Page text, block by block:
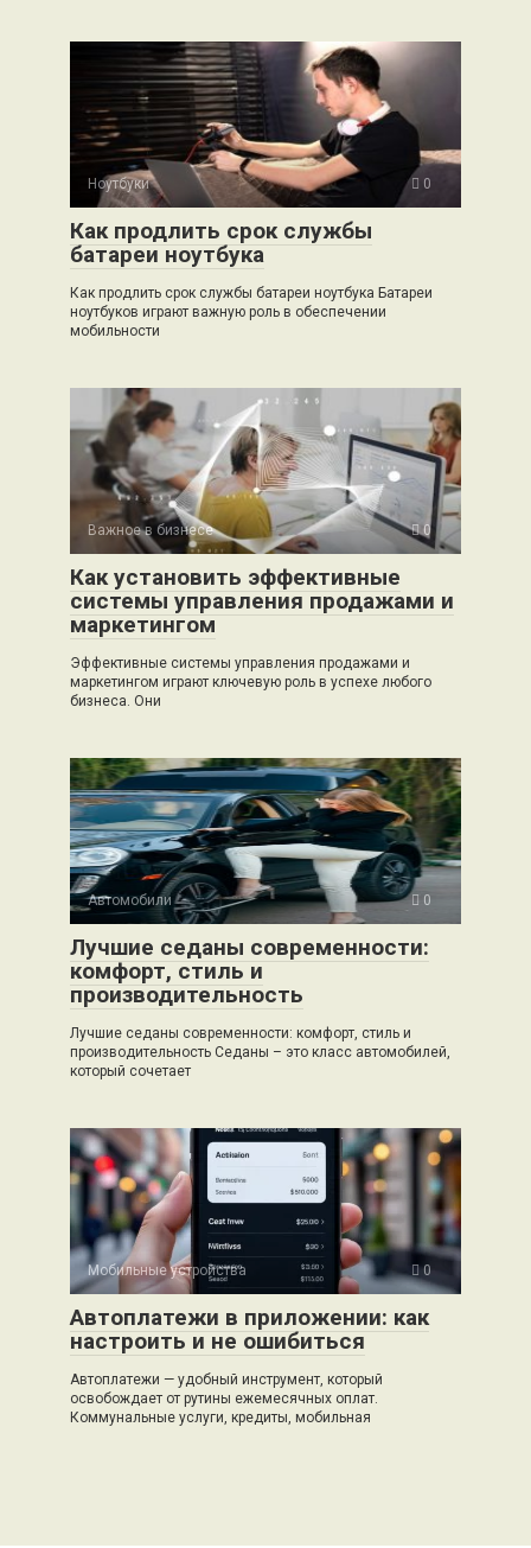
Ноутбуки 0
Как продлить срок службы
батареи ноутбука
Как продлить срок службы батареи ноутбука Батареи
ноутбуков играют важную роль в обеспечении
мобильности
Важное в бизнесе 0
Как установить эффективные
системы управления продажами и
маркетингом
Эффективные системы управления продажами и
маркетингом играют ключевую роль в успехе любого
бизнеса. Они
Автомобили 0
Лучшие седаны современности:
комфорт, стиль и
производительность
Лучшие седаны современности: комфорт, стиль и
производительность Седаны – это класс автомобилей,
который сочетает
Мобильные устройства 0
Автоплатежи в приложении: как
настроить и не ошибиться
Автоплатежи — удобный инструмент, который
освобождает от рутины ежемесячных оплат.
Коммунальные услуги, кредиты, мобильная